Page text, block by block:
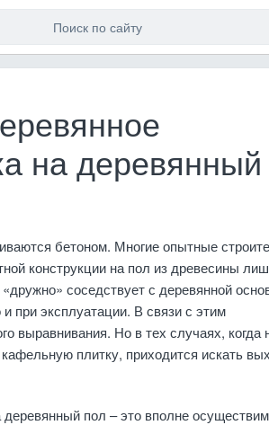
на деревянный
бетоном. Многие опытные
конструкции на пол из древесины
соседствует с деревянной
при эксплуатации. В связи с этим
выравнивания. Но в тех случаях, когда
кафельную плитку, приходится искать
пол – это вполне